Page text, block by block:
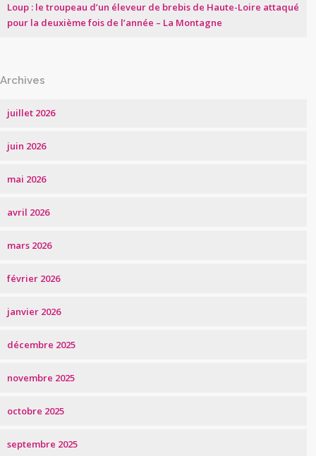
Loup : le troupeau d’un éleveur de brebis de Haute-Loire attaqué
pour la deuxième fois de l’année – La Montagne
Archives
juillet 2026
juin 2026
mai 2026
avril 2026
mars 2026
février 2026
janvier 2026
décembre 2025
novembre 2025
octobre 2025
septembre 2025